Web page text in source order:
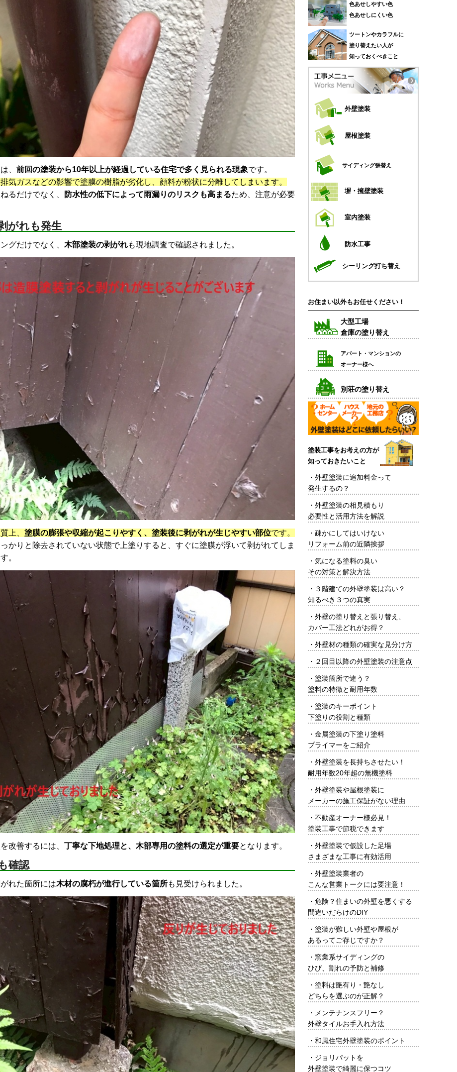
、 前回の塗装から10年以上が経過している住宅で多く見られる現象です。
気ガスなどの影響で塗膜の樹脂が劣化し、顔料が粉状に分離してしまいます。
るだけでなく、
防水性の低下によって雨漏りのリスクも高まるため、注意が必要
がれも発生
グだけでなく、 木部塗装の剥がれも現地調査で確認されました。
上、 塗膜の膨張や収縮が起こりやすく、塗装後に剥がれが生じやすい部位です。
かりと除去されていない状態で上塗りすると、すぐに塗膜が浮いて剥がれてしま
。
改善するには、 丁寧な下地処理と、木部専用の塗料の選定が重要となります。
確認
れた箇所には木材の腐朽が進行している箇所も見受けられました。
色あせしやすい色
色あせしにくい色
ツートンやカラフルに
塗り替えたい人が
知っておくべきこと
外壁塗装
屋根塗装
サイディング張替え
塀・擁壁塗装
室内塗装
防水工事
シーリング打ち替え
お住まい以外もお任せください！
大型工場
倉庫の塗り替え
アパート・マンションの
オーナー様へ
別荘の塗り替え
塗装工事をお考えの方が
知っておきたいこと
・ 外壁塗装に追加料金って
発生するの？
・ 外壁塗装の相見積もり
必要性と活用方法を解説
・ 疎かにしてはいけない
リフォーム前の近隣挨拶
・ 気になる塗料の臭い
その対策と解決方法
・ ３階建ての外壁塗装は高い？
知るべき３つの真実
・ 外壁の塗り替えと張り替え、
カバー工法どれがお得？
・ 外壁材の種類の確実な見分け方
・ ２回目以降の外壁塗装の注意点
・ 塗装箇所で違う？
塗料の特徴と耐用年数
・ 塗装のキーポイント
下塗りの役割と種類
・ 金属塗装の下塗り塗料
プライマーをご紹介
・ 外壁塗装を長持ちさせたい！
耐用年数20年超の無機塗料
・ 外壁塗装や屋根塗装に
メーカーの施工保証がない理由
・ 不動産オーナー様必見！
塗装工事で節税できます
・ 外壁塗装で仮設した足場
さまざまな工事に有効活用
・ 外壁塗装業者の
こんな営業トークには要注意！
・ 危険？住まいの外壁を悪くする
間違いだらけのDIY
・ 塗装が難しい外壁や屋根が
あるってご存じですか？
・ 窯業系サイディングの
ひび、割れの予防と補修
・ 塗料は艶有り・艶なし
どちらを選ぶのが正解？
・ メンテナンスフリー？
外壁タイルお手入れ方法
・ 和風住宅外壁塗装のポイント
・ ジョリパットを
外壁塗装で綺麗に保つコツ